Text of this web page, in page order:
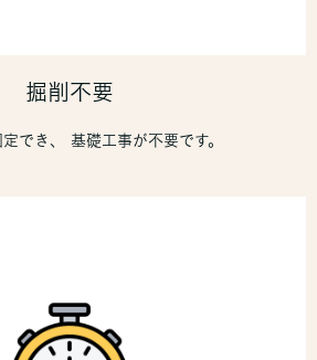
掘削不要
でき、 基礎工事が不要です。